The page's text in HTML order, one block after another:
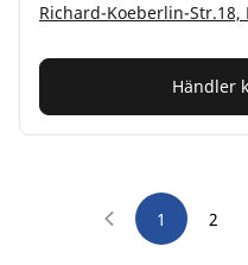
Richard-Koeberlin-Str.18,
Händler
1 2